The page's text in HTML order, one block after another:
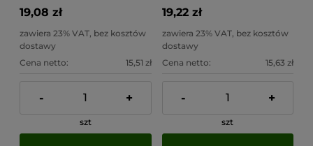
19,08 zł
zawiera 23% VAT, bez kosztów
dostawy
Cena netto:
15,51 zł
- +
szt
19,22 zł
zawiera 23% VAT, bez kosztów
dostawy
Cena netto:
15,63 zł
- +
szt